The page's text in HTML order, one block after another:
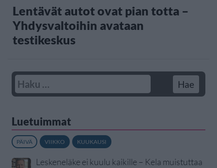
Lentävät autot ovat pian totta –
Yhdysvaltoihin avataan
testikeskus
Luetuimmat
PÄIVÄ VIIKKO KUUKAUSI
Leskeneläke ei kuulu kaikille – Kela muistuttaa